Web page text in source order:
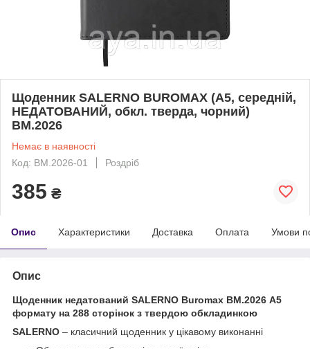
Щоденник SALERNO BUROMAX (А5, середній,
НЕДАТОВАНИЙ, обкл. тверда, чорний)
BM.2026
Немає в наявності
Код: ВМ.2026-01
Роздріб
385 ₴
Опис Характеристики Доставка Оплата Умови
Опис
Щоденник недатований SALERNO Buromax BM.2026 А5
формату на 288 сторінок з твердою обкладинкою
SALERNO – класичний щоденник у цікавому виконанні